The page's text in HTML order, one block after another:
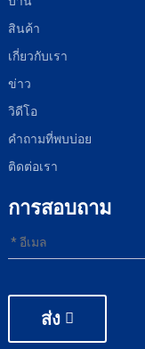
สินค้า
เกี่ยวกับเรา
ข่าว
วิดีโอ
คำถามที่พบบ่อย
ติดต่อเรา
การสอบถาม
ส่ง